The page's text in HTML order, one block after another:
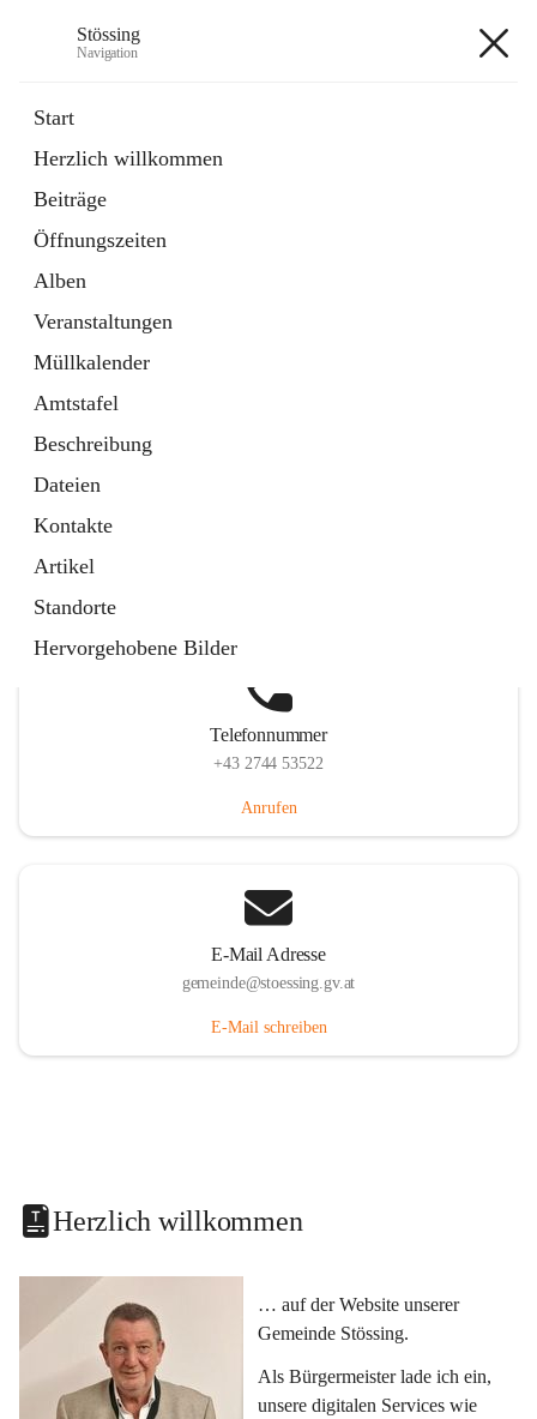
Stössing
Navigation
Start
Herzlich willkommen
Beiträge
Öffnungszeiten
Alben
Veranstaltungen
Müllkalender
Amtstafel
Beschreibung
Dateien
Kontakte
Artikel
Standorte
Hervorgehobene Bilder
Datei
in
Tab
Kindergarten
öffnet
in
neuem
Tab
Telefonnummer
+43 2744 53522
Anrufen
E-Mail Adresse
gemeinde@stoessing.gv.at
E-Mail schreiben
Herzlich willkommen
… auf der Website unserer
Gemeinde Stössing.
Als Bürgermeister lade ich ein,
unsere digitalen Services wie